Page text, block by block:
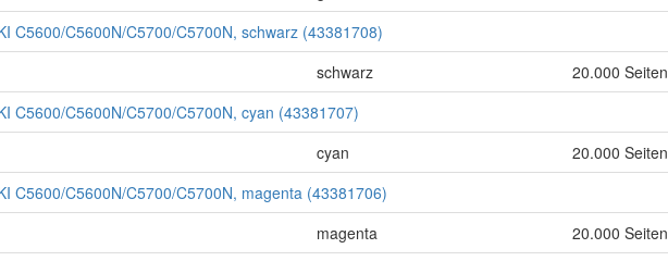
C5600/C5600N/C5700/C5700N, schwarz (43381708)
schwarz
20.000 Seiten
C5600/C5600N/C5700/C5700N, cyan (43381707)
cyan
20.000 Seiten
C5600/C5600N/C5700/C5700N, magenta (43381706)
magenta
20.000 Seiten